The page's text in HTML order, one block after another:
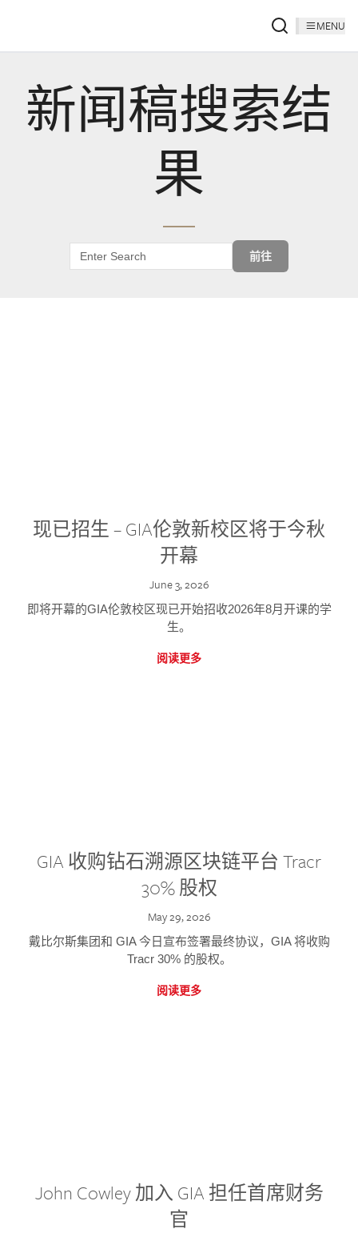
MENU
新闻稿搜索结
果
前往
现已招生 – GIA伦敦新校区将于今秋
开幕
June 3, 2026
即将开幕的GIA伦敦校区现已开始招收2026年8月开课的学
生。
阅读更多
GIA 收购钻石溯源区块链平台 Tracr
30% 股权
May 29, 2026
戴比尔斯集团和 GIA 今日宣布签署最终协议，GIA 将收购
Tracr 30% 的股权。
阅读更多
John Cowley 加入 GIA 担任首席财务
官